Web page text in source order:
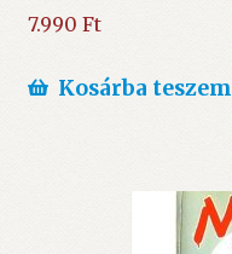
7.990 Ft
Kosárba teszem